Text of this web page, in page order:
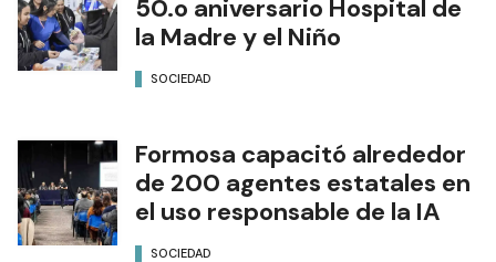
50.o aniversario Hospital de
la Madre y el Niño
SOCIEDAD
Formosa capacitó alrededor
de 200 agentes estatales en
el uso responsable de la IA
SOCIEDAD